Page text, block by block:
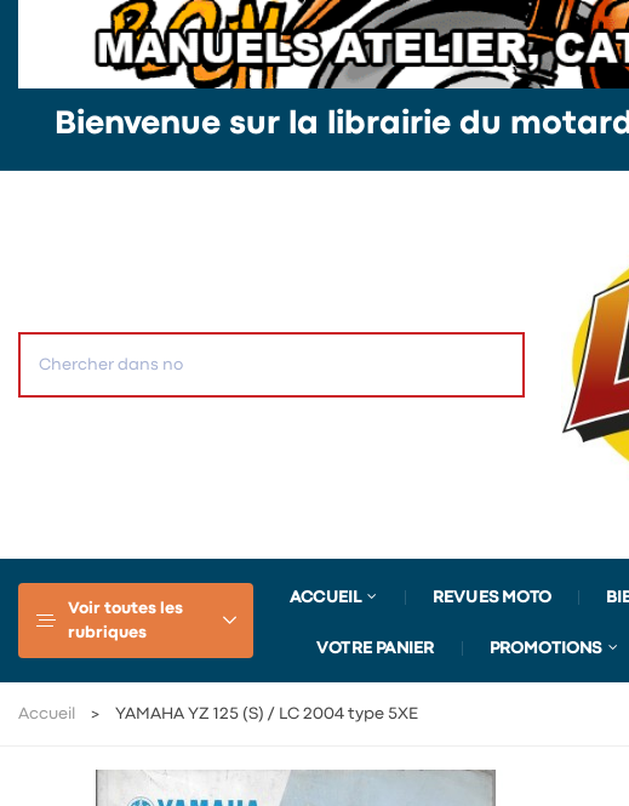
Bienvenue sur la librairie du
Voir toutes les
rubriques
ACCUEIL REVUES MOTO
VOTRE PANIER PROMOTIONS
Accueil YAMAHA YZ 125 (S) / LC 2004 type 5XE